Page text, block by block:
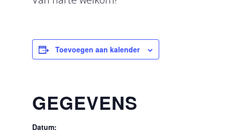
Toevoegen aan kalender
GEGEVENS
Datum: